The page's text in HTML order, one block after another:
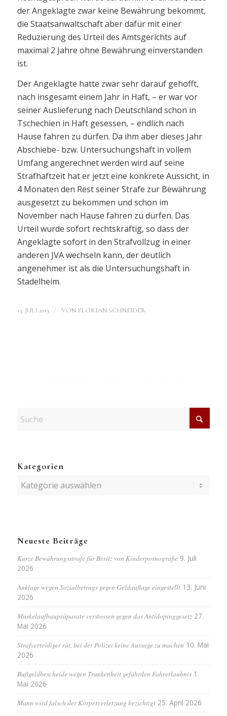
der Angeklagte zwar keine Bewährung bekommt,
die Staatsanwaltschaft aber dafür mit einer
Reduzierung des Urteil des Amtsgerichts auf
maximal 2 Jahre ohne Bewährung einverstanden
ist.
Der Angeklagte hatte zwar sehr darauf gehofft,
nach insgesamt einem Jahr in Haft, – er war vor
seiner Auslieferung nach Deutschland schon in
Tschechien in Haft gesessen, – endlich nach
Hause fahren zu dürfen. Da ihm aber dieses Jahr
Abschiebe- bzw. Untersuchungshaft in vollem
Umfang angerechnet werden wird auf seine
Strafhaftzeit hat er jetzt eine konkrete Aussicht, in
4 Monaten den Rest seiner Strafe zur Bewährung
ausgesetzt zu bekommen und schon im
November nach Hause fahren zu dürfen. Das
Urteil wurde sofort rechtskräftig, so dass der
Angeklagte sofort in den Strafvollzug in einer
anderen JVA wechseln kann, der deutlich
angenehmer ist als die Untersuchungshaft in
Stadelheim.
13. JULI 2013 / VON FLORIAN SCHNEIDER
Kategorien
Kategorien
Neueste Beiträge
Kurze Bewährungsstrafe für Besitz von Kinderpornografie 9. Juli
2026
Anklage wegen Sozialbetrugs gegen Geldauflage eingestellt 13. Juni
2026
Muskelaufbaupräparate verstossen gegen das Antidopinggesetz 27.
Mai 2026
Strafverteidiger rät, bei der Polizei keine Aussage zu machen 10. Mai
2026
Bußgeldbescheide wegen Trunkenheit gefährden Fahrerlaubnis 1.
Mai 2026
Mann wird falsch der Körperverletzung bezichtigt 25. April 2026